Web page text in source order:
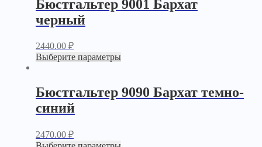
Бюстгальтер 9001 Бархат
черный
2440.00 ₽
Выберите параметры
Бюстгальтер 9090 Бархат темно-
синий
2470.00 ₽